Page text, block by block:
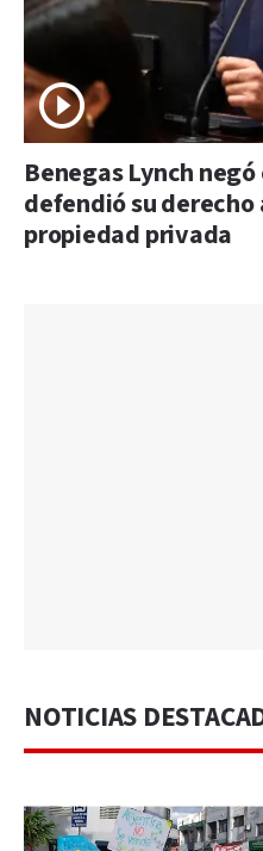
Benegas Lynch
defendió su derecho
propiedad privada
NOTICIAS